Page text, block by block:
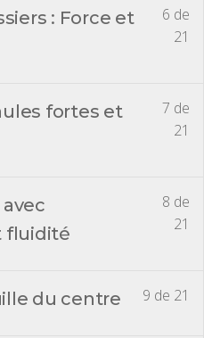
6 de
21
: Force et
7 de
21
fortes et
8 de
21
fluidité
9 de 21
du centre